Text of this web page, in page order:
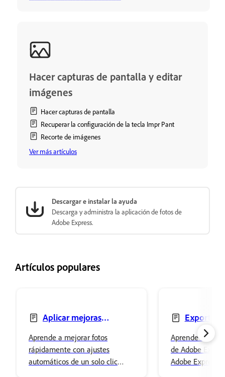
Hacer capturas de pantalla y editar
imágenes
Hacer capturas de pantalla
Recuperar la configuración de la tecla Impr Pant
Recorte de imágenes
Ver más artículos
Descargar e instalar la ayuda
Descarga y administra la aplicación de fotos de
Adobe Express.
Artículos populares
Aplicar mejoras
Aprende a mejorar fotos
rápidamente con ajustes
automáticos de un solo clic
Exportar
Adobe
Aprende a
de Adobe
Adobe Express